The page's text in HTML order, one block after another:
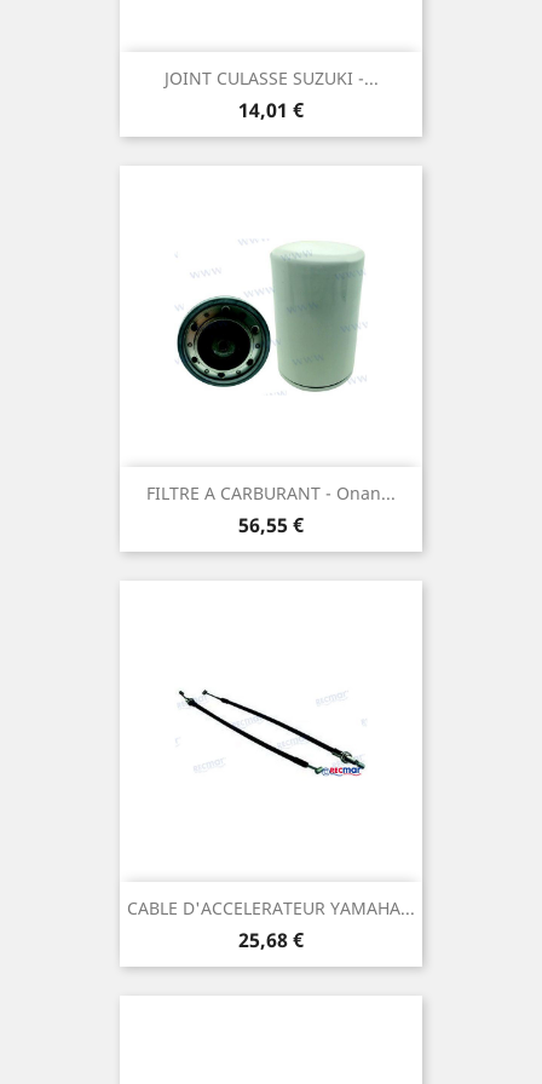
JOINT CULASSE SUZUKI -...
Prix
14,01 €
FILTRE A CARBURANT - Onan...
Prix
56,55 €
CABLE D'ACCELERATEUR YAMAHA...
Prix
25,68 €